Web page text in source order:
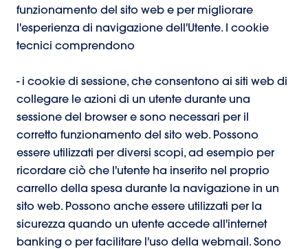
funzionamento del sito web e per migliorare
l'esperienza di navigazione dell'Utente. I cookie
tecnici comprendono
- i cookie di sessione, che consentono ai siti web di
collegare le azioni di un utente durante una
sessione del browser e sono necessari per il
corretto funzionamento del sito web. Possono
essere utilizzati per diversi scopi, ad esempio per
ricordare ciò che l'utente ha inserito nel proprio
carrello della spesa durante la navigazione in un
sito web. Possono anche essere utilizzati per la
sicurezza quando un utente accede all'internet
banking o per facilitare l'uso della webmail. Sono